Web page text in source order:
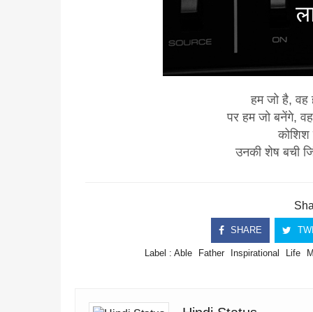
हम जो है, वह
पर हम जो बनेंगे, वह
उनकी शेष बची
SHARE
Label : Able Father Inspirational Life